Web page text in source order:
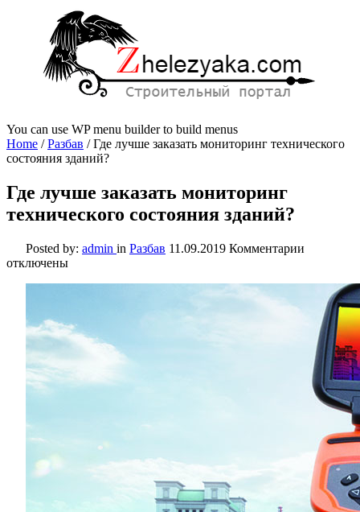
You can use WP menu builder to build menus
Home /Разбав /Где лучше заказать мониторинг технического
состояния зданий?
Где лучше заказать мониторинг
технического состояния зданий?
Posted by: admin in Разбав 11.09.2019 Комментарии
лучше
заказать
состояния
зданий?
отключены